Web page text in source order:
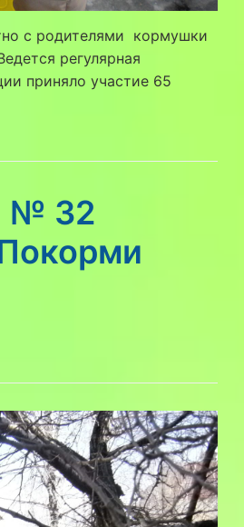
с родителями кормушки
регулярная
приняло участие 65
№ 32